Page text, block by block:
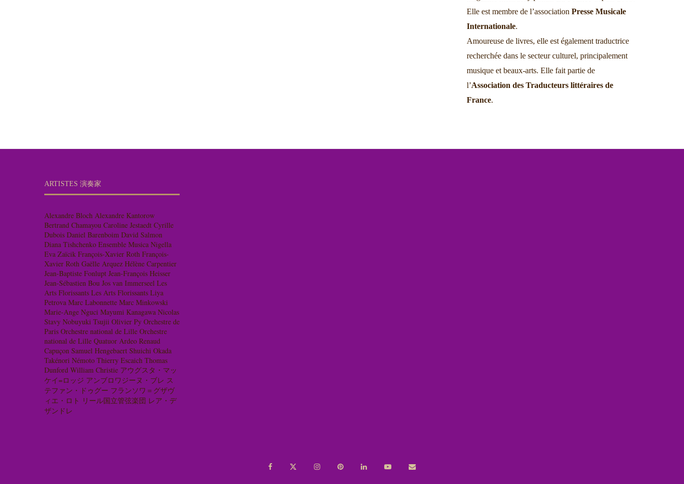
Elle est membre de l’association Presse Musicale
Internationale.
Amoureuse de livres, elle est également traductrice
recherchée dans le secteur culturel, principalement
musique et beaux-arts. Elle fait partie de
l’Association des Traducteurs littéraires de
France.
ARTISTES 演奏家
Alexandre Bloch Alexandre Kantorow
Bertrand Chamayou Caroline Jestaedt Cyrille
Dubois Daniel Barenboim David Salmon
Diana Tishchenko Ensemble Musica Nigella
Eva Zaïcik François-Xavier Roth François-
Xavier Roth Gaëlle Arquez Hélène Carpentier
Jean-Baptiste Fonlupt Jean-François Heisser
Jean-Sébastien Bou Jos van Immerseel Les
Arts Florissants Les Arts Florissants Liya
Petrova Marc Labonnette Marc Minkowski
Marie-Ange Nguci Mayumi Kanagawa Nicolas
Stavy Nobuyuki Tsujii Olivier Py Orchestre de
Paris Orchestre national de Lille Orchestre
national de Lille Quatuor Ardeo Renaud
Capuçon Samuel Hengebaert Shuichi Okada
Takénori Némoto Thierry Escaich Thomas
Dunford William Christie アウグスタ・マッ
ケイ=ロッジ アンブロワジーヌ・ブレ ス
テファン・ドゥグー フランソワ＝グザヴ
ィエ・ロト リール国立管弦楽団 レア・デ
ザンドレ